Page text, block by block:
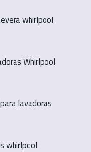
whirlpool
Whirlpool
lavadoras
whirlpool